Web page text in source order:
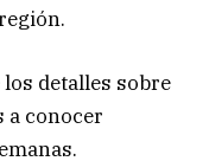
detalles sobre
a conocer